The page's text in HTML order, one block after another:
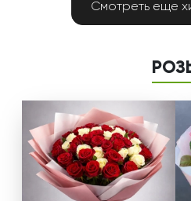
Смотреть еще